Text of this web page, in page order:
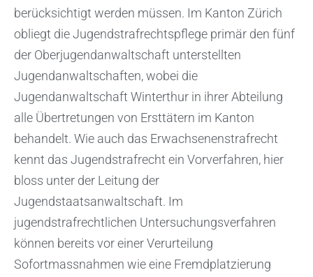
berücksichtigt werden müssen. Im Kanton Zürich
obliegt die Jugendstrafrechtspflege primär den fünf
der Oberjugendanwaltschaft unterstellten
Jugendanwaltschaften, wobei die
Jugendanwaltschaft Winterthur in ihrer Abteilung
alle Übertretungen von Ersttätern im Kanton
behandelt. Wie auch das Erwachsenenstrafrecht
kennt das Jugendstrafrecht ein Vorverfahren, hier
bloss unter der Leitung der
Jugendstaatsanwaltschaft. Im
jugendstrafrechtlichen Untersuchungsverfahren
können bereits vor einer Verurteilung
Sofortmassnahmen wie eine Fremdplatzierung